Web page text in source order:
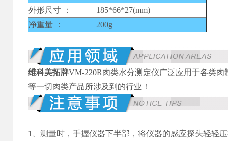
外形尺寸 ：
185*66*27(mm)
净重量 ：
200g
维科美拓牌VM-220R肉类水分测定仪广泛应用于各类
等一切肉类产品所涉及到的行业！
1、 测量时，手握仪器下半部，将仪器的感应探头轻轻